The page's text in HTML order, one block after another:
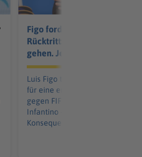
Figo fordert Infantinos
Rücktritt: «Er sollte
gehen. Jetzt»
Luis Figo tobt. In einem
für eine englische Zeitung ätzt
gegen FIFA-Präsident Gianni
Infantino - und fordert
Konsequenzen.